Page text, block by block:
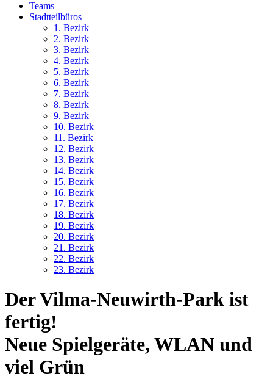
Teams
Stadtteilbüros
1. Bezirk
2. Bezirk
3. Bezirk
4. Bezirk
5. Bezirk
6. Bezirk
7. Bezirk
8. Bezirk
9. Bezirk
10. Bezirk
11. Bezirk
12. Bezirk
13. Bezirk
14. Bezirk
15. Bezirk
16. Bezirk
17. Bezirk
18. Bezirk
19. Bezirk
20. Bezirk
21. Bezirk
22. Bezirk
23. Bezirk
Der Vilma-Neuwirth-Park ist
fertig!
Neue Spielgeräte, WLAN und
viel Grün